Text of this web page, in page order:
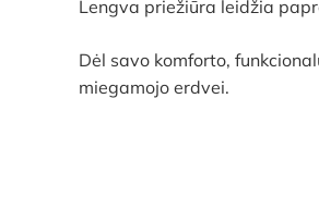
Lengva priežiūra leidžia
Dėl savo komforto,
miegamojo erdvei.